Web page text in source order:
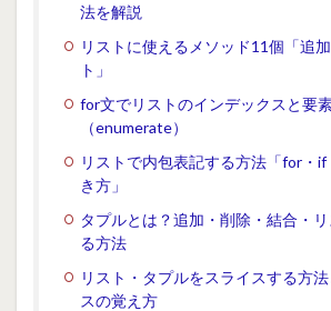
法を解説
リストに使えるメソッド11個「追
ト」
for文でリストのインデックスと要
（enumerate）
リストで内包表記する方法「for・if
き方」
タプルとは？追加・削除・結合・
る方法
リスト・タプルをスライスする方
スの覚え方